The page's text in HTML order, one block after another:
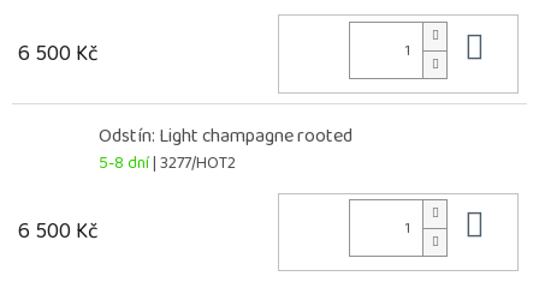
6 500 Kč
Odstín: Light champagne rooted
5-8 dní| 3277/HOT2
6 500 Kč